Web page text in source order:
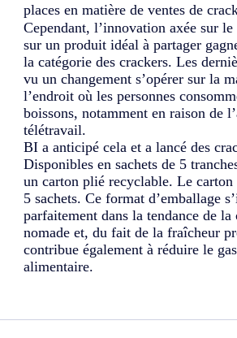
places en matière de ventes de
Cependant, l’innovation axée sur
sur un produit idéal à partager
la catégorie des crackers. Les
vu un changement s’opérer sur la
l’endroit où les personnes
boissons, notamment en raison de
télétravail.
BI a anticipé cela et a lancé des
Disponibles en sachets de 5
un carton plié recyclable. Le
5 sachets. Ce format d’emballage
parfaitement dans la tendance de la
nomade et, du fait de la fraîcheur
contribue également à réduire le
alimentaire.